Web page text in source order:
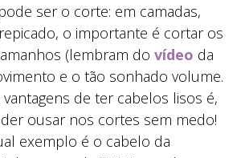
ser o corte: em camadas,
o importante é cortar os
(lembram do vídeo da
e o tão sonhado volume.
vantagens de ter cabelos lisos é,
ousar nos cortes sem medo!
exemplo é o cabelo da